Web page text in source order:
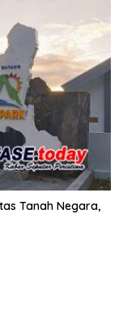
Tanah Negara,